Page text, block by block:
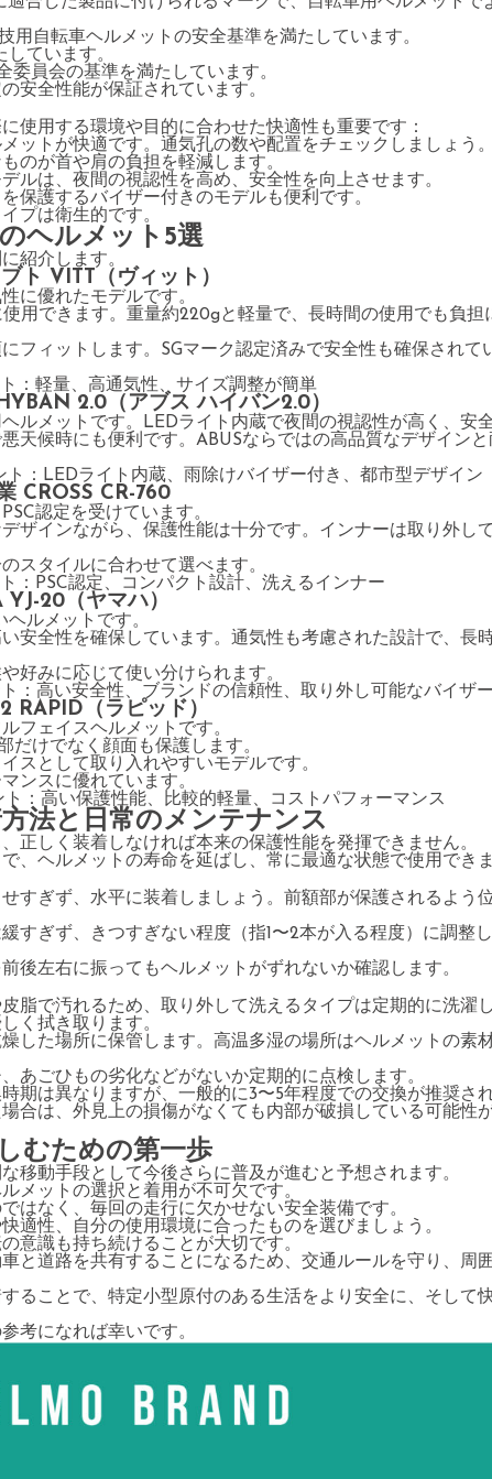
技用自転車ヘルメットの安全基準を満たしています。
しています。
委員会の基準を満たしています。
安全性能が保証されています。
使用する環境や目的に合わせた快適性も重要です：
ットが快適です。通気孔の数や配置をチェックしましょう。
のが首や肩の負担を軽減します。
ルは、夜間の視認性を高め、安全性を向上させます。
保護するバイザー付きのモデルも便利です。
プは衛生的です。
ヘルメット5選
紹介します。
ト VITT（ヴィット）
に優れたモデルです。
用できます。重量約220gと軽量で、長時間の使用でも負担
フィットします。SGマーク認定済みで安全性も確保されて
：軽量、高通気性、サイズ調整が簡単
2.0（アブス ハイバン2.0）
ルメットです。LEDライト内蔵で夜間の視認性が高く、安
天候時にも便利です。ABUSならではの高品質なデザインと
：LEDライト内蔵、雨除けバイザー付き、都市型デザイン
CROSS CR-760
認定を受けています。
ザインながら、保護性能は十分です。インナーは取り外し
スタイルに合わせて選べます。
：PSC認定、コンパクト設計、洗えるインナー
20（ヤマハ）
ルメットです。
安全性を確保しています。通気性も考慮された設計で、長
好みに応じて使い分けられます。
：高い安全性、ブランドの信頼性、取り外し可能なバイザー
RAPID（ラピッド）
フェイスヘルメットです。
だけでなく顔面も保護します。
スとして取り入れやすいモデルです。
ンスに優れています。
：高い保護性能、比較的軽量、コストパフォーマンス
法と日常のメンテナンス
正しく装着しなければ本来の保護性能を発揮できません。
、ヘルメットの寿命を延ばし、常に最適な状態で使用できま
せすぎず、水平に装着しましょう。前額部が保護されるよう
緩すぎず、きつすぎない程度（指1〜2本が入る程度）に調整
前後左右に振ってもヘルメットがずれないか確認します。
皮脂で汚れるため、取り外して洗えるタイプは定期的に洗濯
く拭き取ります。
した場所に保管します。高温多湿の場所はヘルメットの素
あごひもの劣化などがないか定期的に点検します。
期は異なりますが、一般的に3〜5年程度での交換が推奨さ
合は、外見上の損傷がなくても内部が破損している可能性
むための第一歩
移動手段として今後さらに普及が進むと予想されます。
メットの選択と着用が不可欠です。
はなく、毎回の走行に欠かせない安全装備です。
適性、自分の使用環境に合ったものを選びましょう。
意識も持ち続けることが大切です。
と道路を共有することになるため、交通ルールを守り、周
ることで、特定小型原付のある生活をより安全に、そして
考になれば幸いです。